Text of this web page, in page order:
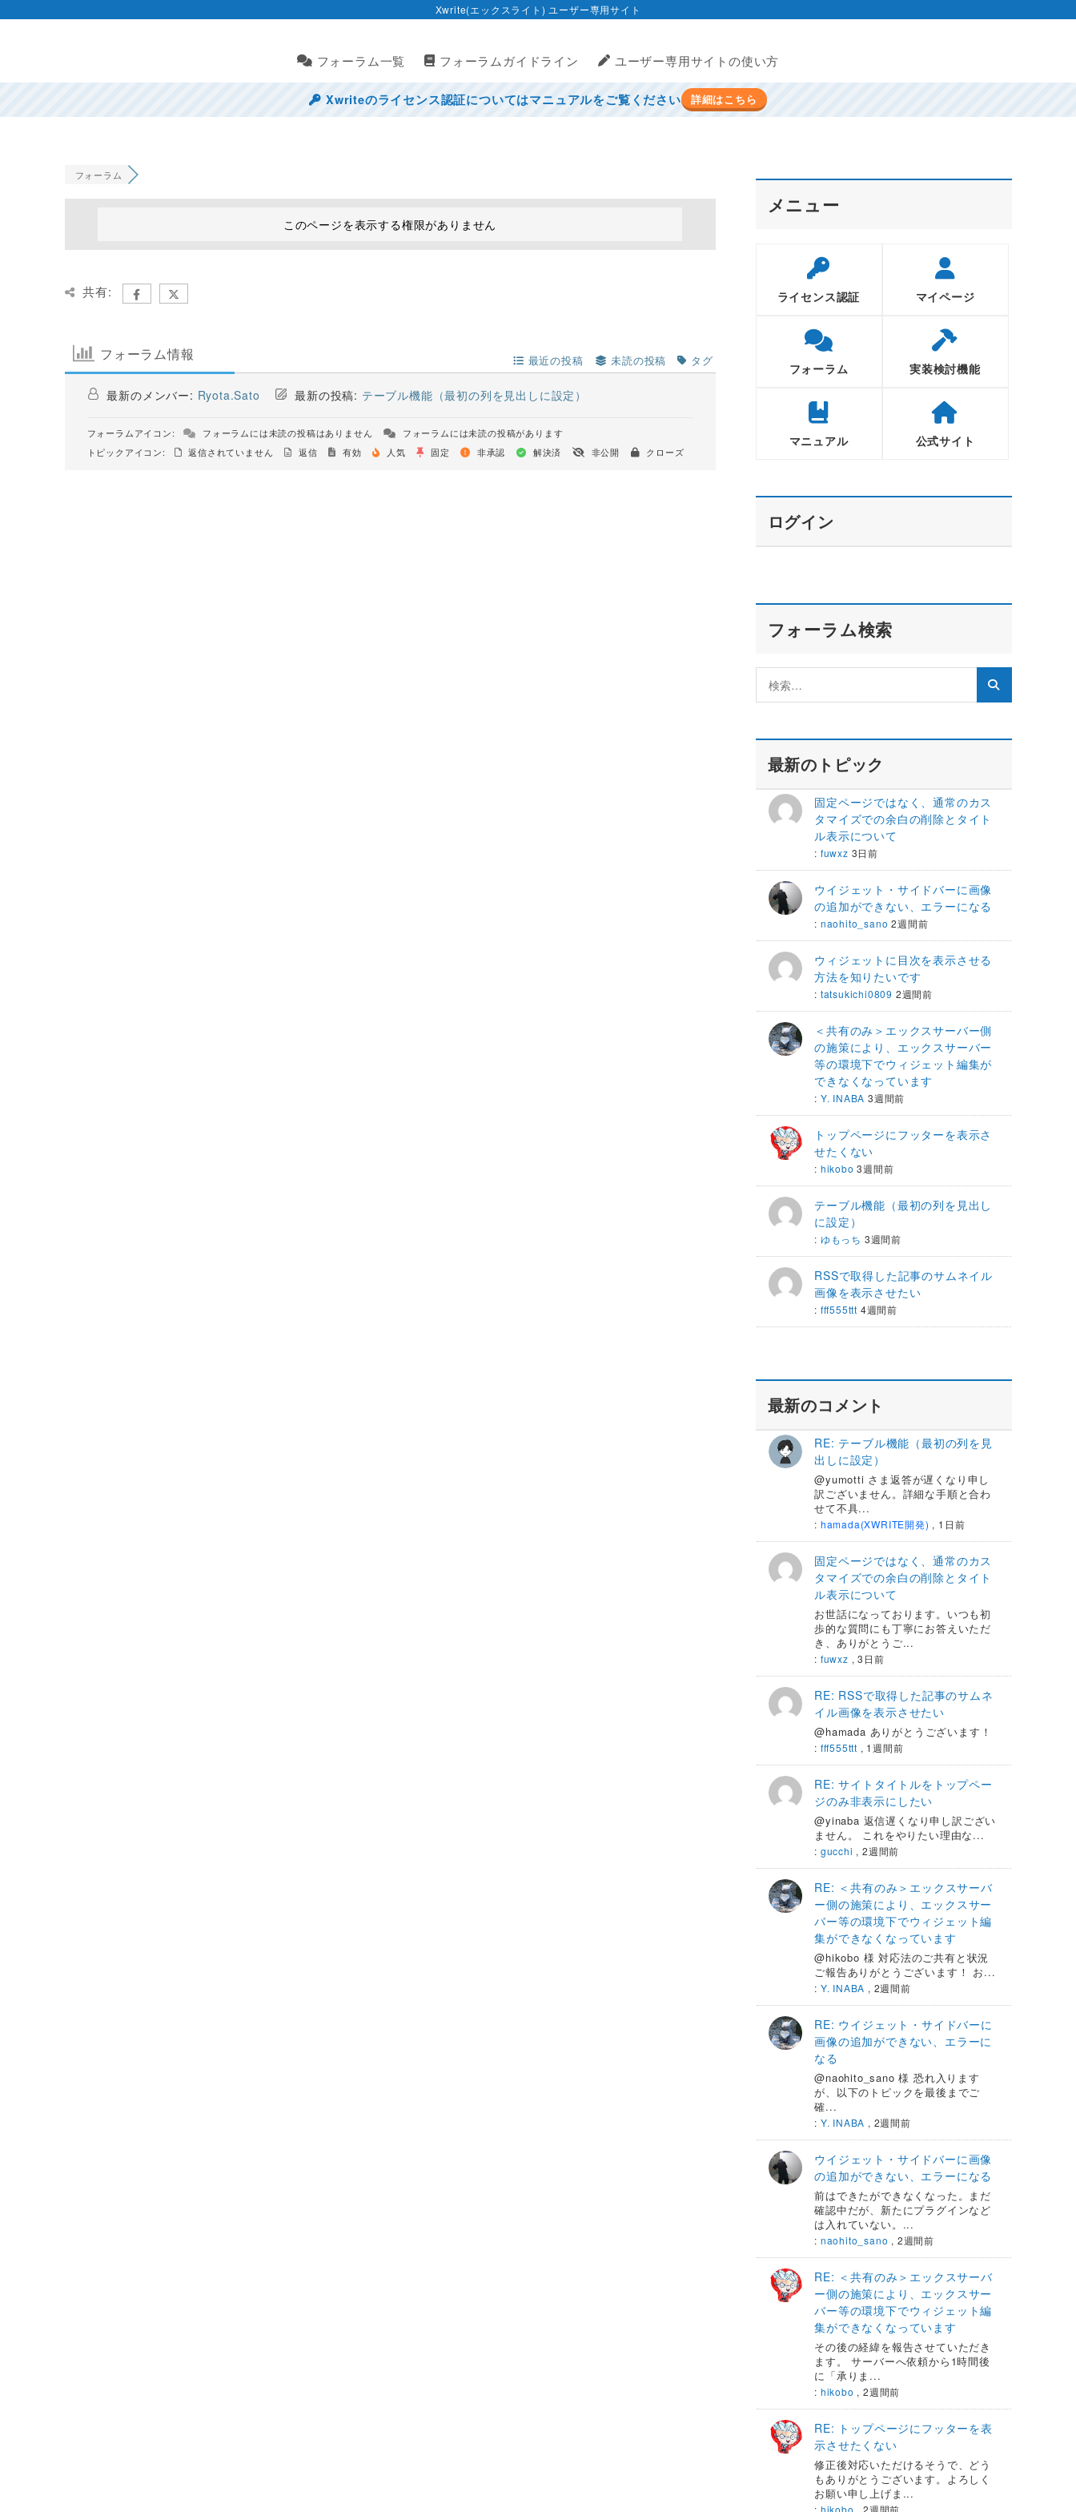
Xwrite(エックスライト) ユーザー専用サイト
フォーラム一覧 フォーラムガイドライン ユーザー専用サイトの使い方
Xwriteのライセンス認証についてはマニュアルをご覧ください 詳細はこちら
フォーラム
このページを表示する権限がありません
共有:
フォーラム情報 最近の投稿 未読の投稿 タグ
最新のメンバー: Ryota.Sato 最新の投稿: テーブル機能（最初の列を見出しに設定）
フォーラムアイコン: フォーラムには未読の投稿はありません
フォーラムには未読の投稿があります
トピックアイコン:
返信されていません 返信 有効 人気 固定 非承認 解決済 非公開 クローズ
メニュー
ライセンス認証 マイページ
フォーラム 実装検討機能
マニュアル 公式サイト
ログイン
フォーラム検索
最新のトピック
固定ページではなく、通常のカス
タマイズでの余白の削除とタイト
ル表示について
: fuwxz 3日前
ウイジェット・サイドバーに画像
の追加ができない、エラーになる
: naohito_sano 2週間前
ウィジェットに目次を表示させる
方法を知りたいです
: tatsukichi0809 2週間前
＜共有のみ＞エックスサーバー側
の施策により、エックスサーバー
等の環境下でウィジェット編集が
できなくなっています
: Y. INABA 3週間前
トップページにフッターを表示さ
せたくない
: hikobo 3週間前
テーブル機能（最初の列を見出し
に設定）
: ゆもっち 3週間前
RSSで取得した記事のサムネイル
画像を表示させたい
: fff555ttt 4週間前
最新のコメント
RE: テーブル機能（最初の列を見
出しに設定）
@yumotti さま返答が遅くなり申し
訳ございません。詳細な手順と合わ
せて不具...
: hamada(XWRITE開発) , 1日前
固定ページではなく、通常のカス
タマイズでの余白の削除とタイト
ル表示について
お世話になっております。いつも初
歩的な質問にも丁寧にお答えいただ
き、ありがとうご...
: fuwxz ,3日前
RE: RSSで取得した記事のサムネ
イル画像を表示させたい
@hamada ありがとうございます！
: fff555ttt , 1週間前
RE: サイトタイトルをトップペー
ジのみ非表示にしたい
@yinaba 返信遅くなり申し訳ござい
ません。 これをやりたい理由な...
: gucchi , 2週間前
RE: ＜共有のみ＞エックスサーバ
ー側の施策により、エックスサー
バー等の環境下でウィジェット編
集ができなくなっています
@hikobo 様 対応法のご共有と状況
ご報告ありがとうございます！ お...
: Y. INABA , 2週間前
RE: ウイジェット・サイドバーに
画像の追加ができない、エラーに
なる
@naohito_sano 様 恐れ入ります
が、以下のトピックを最後までご
確...
: Y. INABA , 2週間前
ウイジェット・サイドバーに画像
の追加ができない、エラーになる
前はできたができなくなった。まだ
確認中だが、新たにプラグインなど
は入れていない。...
: naohito_sano , 2週間前
RE: ＜共有のみ＞エックスサーバ
ー側の施策により、エックスサー
バー等の環境下でウィジェット編
集ができなくなっています
その後の経緯を報告させていただき
ます。 サーバーへ依頼から1時間後
に「承りま...
: hikobo , 2週間前
RE: トップページにフッターを表
示させたくない
修正後対応いただけるそうで、どう
もありがとうございます。よろしく
お願い申し上げま...